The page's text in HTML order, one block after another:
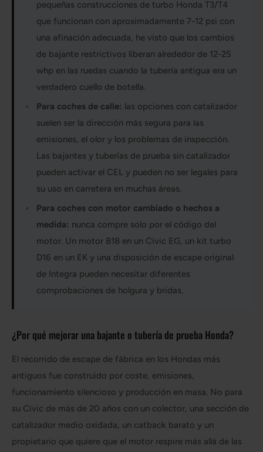
pequeñas construcciones de turbo Honda T3/T4
que funcionan con aproximadamente 7-12 psi con
una afinación adecuada, he visto que los cambios
de bajante restrictivos liberan alrededor de 12-25
whp en las ruedas cuando la tubería antigua era un
verdadero cuello de botella.
Para coches de calle: las opciones con catalizador
suelen ser la dirección más segura para las
emisiones, el olor y los problemas de inspección.
Las bajantes y tuberías de prueba sin catalizador
pueden activar el CEL y pueden no ser legales para
su uso en carretera en muchas áreas.
Para coches con motor cambiado o hechos a
medida: nunca compre solo por el código del
motor. Un motor B18 en un Civic EG, un kit turbo
D16 en un EK y una disposición de escape original
de Integra pueden necesitar diferentes
comprobaciones de holgura y bridas.
¿Por qué mejorar una bajante o tubería de prueba Honda?
El recorrido de escape de fábrica en los Hondas más
antiguos fue construido por coste, emisiones,
funcionamiento silencioso y producción en masa. No para
su Civic de más de 20 años con un colector, una sección de
catalizador medio oxidada, un catback barato y un
propietario que quiere que el motor respire más allá de las